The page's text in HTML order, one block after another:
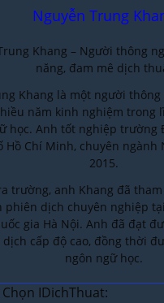
Nguyễn Trung
Khang – Người thông
năng, đam mê dịch
Khang là một người
năm kinh nghiệm trong
học. Anh tốt nghiệp trường
Hồ Chí Minh, chuyên ngành
2015.
trường, anh Khang đã
phiên dịch chuyên nghiệp
gia Hà Nội. Anh đã đạt
cấp độ cao, đồng thời
ngôn ngữ học.
IDichThuat: